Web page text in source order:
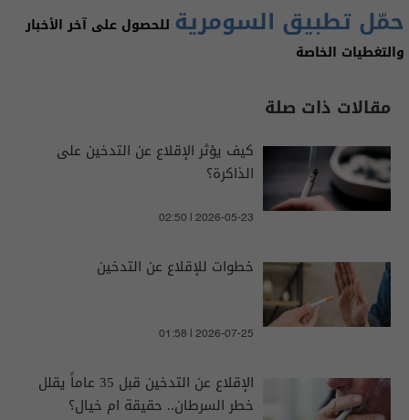
حمّل تطبيق السومرية للحصول على آخر الأخبار
والتغطيات الخاصة
مقالات ذات صلة
كيف يؤثر الإقلاع عن التدخين على
الذاكرة؟
02:50 | 2026-05-23
خطوات للإقلاع عن التدخين
01:58 | 2026-07-25
الإقلاع عن التدخين قبل 35 عاماً يقلل
خطر السرطان.. حقيقة ام خيال؟